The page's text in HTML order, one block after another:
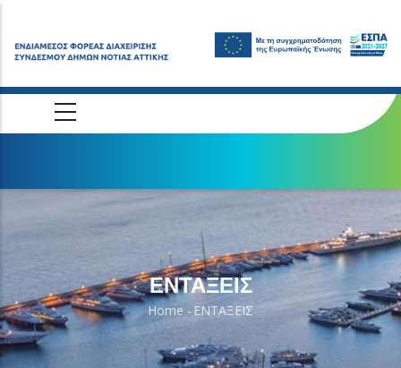
main
ΕΝΤΑΞΕΙΣ
Breadcrumb
Home -ΕΝΤΑΞΕΙΣ